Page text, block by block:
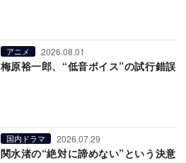
アニメ 2026.08.01
梅原裕一郎、“低音ボイス”の試行錯誤
国内ドラマ 2026.07.29
関水渚の“絶対に諦めない”という決意